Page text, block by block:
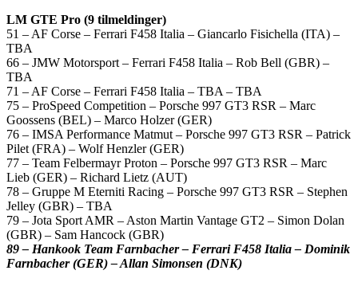
LM GTE Pro (9 tilmeldinger)
51 – AF Corse – Ferrari F458 Italia – Giancarlo Fisichella (ITA) –
TBA
66 – JMW Motorsport – Ferrari F458 Italia – Rob Bell (GBR) –
TBA
71 – AF Corse – Ferrari F458 Italia – TBA – TBA
75 – ProSpeed Competition – Porsche 997 GT3 RSR – Marc
Goossens (BEL) – Marco Holzer (GER)
76 – IMSA Performance Matmut – Porsche 997 GT3 RSR – Patrick
Pilet (FRA) – Wolf Henzler (GER)
77 – Team Felbermayr Proton – Porsche 997 GT3 RSR – Marc
Lieb (GER) – Richard Lietz (AUT)
78 – Gruppe M Eterniti Racing – Porsche 997 GT3 RSR – Stephen
Jelley (GBR) – TBA
79 – Jota Sport AMR – Aston Martin Vantage GT2 – Simon Dolan
(GBR) – Sam Hancock (GBR)
89 – Hankook Team Farnbacher – Ferrari F458 Italia – Dominik
Farnbacher (GER) – Allan Simonsen (DNK)